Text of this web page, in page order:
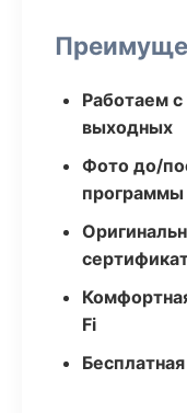
Работаем
выходных
Фото до/
программы
Fi